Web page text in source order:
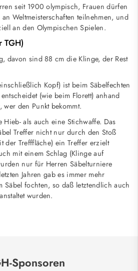
seit 1900 olympisch, Frauen dürfen
Weltmeisterschaften teilnehmen, und
an den Olympischen Spielen.
davon sind 88 cm die Klinge, der Rest
Kopf) ist beim Säbelfechten
(wie beim Florett) anhand
den Punkt bekommt.
Hieb- als auch eine Stichwaffe. Das
Treffer nicht nur durch den Stoß
der Trefffläche) ein Treffer erzielt
mit einem Schlag (Klinge auf
nur für Herren Säbelturniere
Jahren gab es immer mehr
Säbel fochten, so daß letztendlich auch
wurden.
Sponsoren